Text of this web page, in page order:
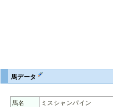
馬データ
馬名
ミスシャンパイン